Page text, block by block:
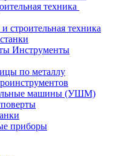
техника
строительная техника
Инструменты
по металлу
машины (УШМ)
приборы